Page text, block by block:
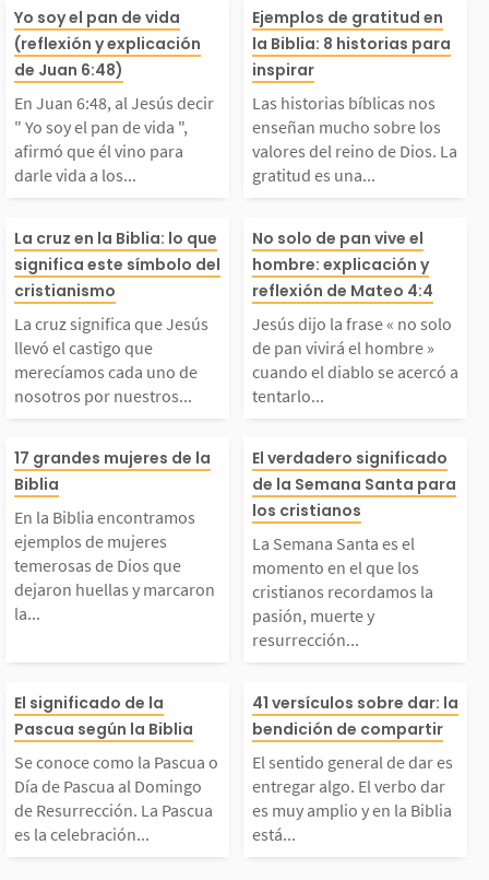
Juan 6:48, al Jesú
decir " Yo soy el pan
vida ", afirmó que
vino para darle vid
a los hombres. Esto
que él es par
el alma, lo que el...
Yo soy el pan de vida
(reflexión y explicación
de Juan 6:48)
En Juan 6:48, al Jesús decir
" Yo soy el pan de vida ",
afirmó que él vino para
darle vida a los...
Las historias
nos enseñan
bre los
no de Dios.
d es una de
s importantes
permite
Ejemplos de gratitud en
la Biblia: 8 historias para
inspirar
Las historias bíblicas nos
enseñan mucho sobre los
valores del reino de Dios. La
gratitud es una...
cruz significa que
llevó el castigo
merecíamos cada
de nosotros por n
pecados, y lo
por amor. A travé
de la muerte de Jesú
La cruz en la Biblia: lo que
significa este símbolo del
cristianismo
La cruz significa que Jesús
llevó el castigo que
merecíamos cada uno de
nosotros por nuestros...
Jesús dijo la
o solo de pan
hombre »
ablo se acercó
rlo mientras él
ba en el
relato se
No solo de pan vive el
hombre: explicación y
reflexión de Mateo 4:4
Jesús dijo la frase « no solo
de pan vivirá el hombre »
cuando el diablo se acercó a
tentarlo...
la Biblia encontra
ejemplos de muje
temerosas de Dios
dejaron huellas y
la diferenci
en su momento. Ella
actuaron conforme a
17 grandes mujeres de la
Biblia
En la Biblia encontramos
ejemplos de mujeres
temerosas de Dios que
dejaron huellas y marcaron
la...
La Semana
momento en el
cristianos
la pasión,
surrección de
uestro Señor y
or. Debe ser
o de...
El verdadero significado
de la Semana Santa para
los cristianos
La Semana Santa es el
momento en el que los
cristianos recordamos la
pasión, muerte y
resurrección...
conoce como la Pa
o Día de Pascua
Domingo de Resurr
El significado de la
Pascua según la Biblia
Se conoce como la Pascua o
Día de Pascua al Domingo
de Resurrección. La Pascua
es la celebración...
El sentido
dar es
El verbo dar
41 versículos sobre dar: la
bendición de compartir
El sentido general de dar es
entregar algo. El verbo dar
es muy amplio y en la Biblia
está...